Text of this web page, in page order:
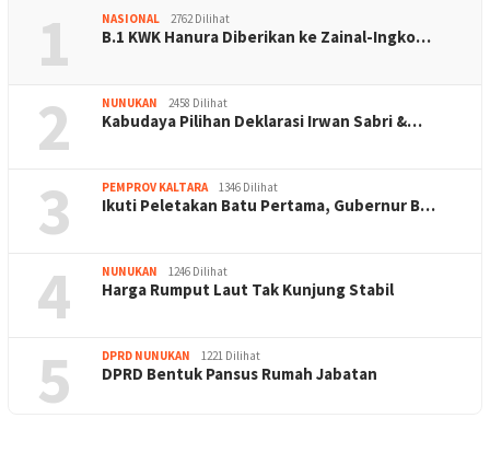
1 NASIONAL 2762 Dilihat
B.1 KWK Hanura Diberikan ke Zainal-Ingko…
2 NUNUKAN 2458 Dilihat
Kabudaya Pilihan Deklarasi Irwan Sabri &…
3 PEMPROV KALTARA 1346 Dilihat
Ikuti Peletakan Batu Pertama, Gubernur B…
4 NUNUKAN 1246 Dilihat
Harga Rumput Laut Tak Kunjung Stabil
5 DPRD NUNUKAN 1221 Dilihat
DPRD Bentuk Pansus Rumah Jabatan